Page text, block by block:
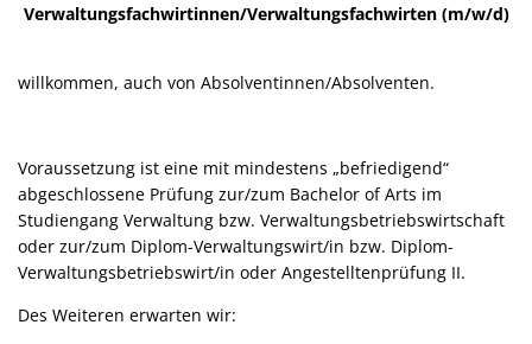
Verwaltungsfachwirtinnen/Verwaltungsfachwirten (m/w/d)
willkommen, auch von Absolventinnen/Absolventen.
Voraussetzung ist eine mit mindestens „befriedigend“
abgeschlossene Prüfung zur/zum Bachelor of Arts im
Studiengang Verwaltung bzw. Verwaltungsbetriebswirtschaft
oder zur/zum Diplom-Verwaltungswirt/in bzw. Diplom-
Verwaltungsbetriebswirt/in oder Angestelltenprüfung II.
Des Weiteren erwarten wir: